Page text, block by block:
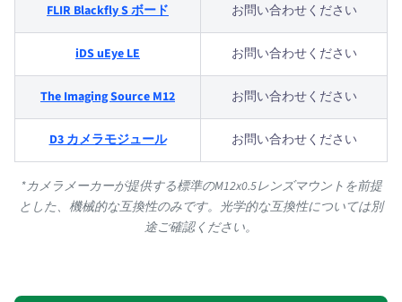
FLIR Blackfly S ボード お問い合わせください
iDS uEye LE お問い合わせください
The Imaging Source M12 お問い合わせください
D3 カメラモジュール お問い合わせください
*カメラメーカーが提供する標準のM12x0.5レンズマウントを前提
とした、機械的な互換性のみです。光学的な互換性については別
途ご確認ください。